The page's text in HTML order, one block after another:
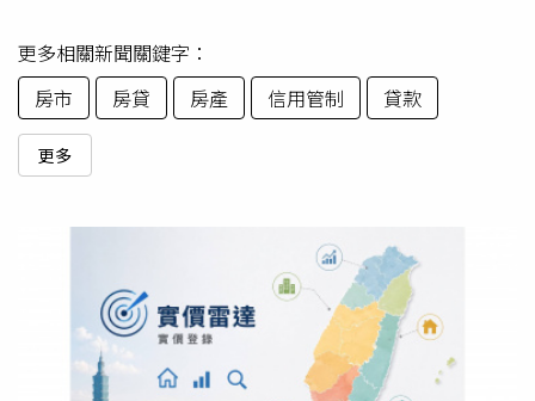
更多相關新聞關鍵字：
房市
房貸 房產 信用管制 貸款
更多